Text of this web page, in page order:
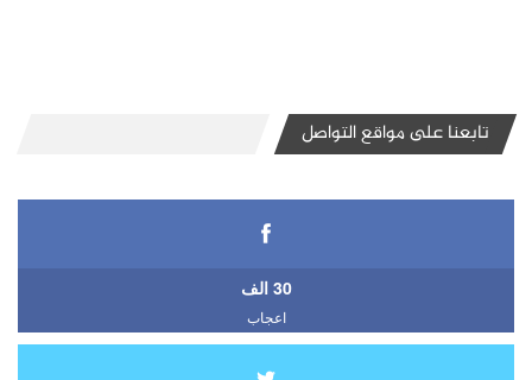
تابعنا على مواقع التواصل
30 الف
اعجاب